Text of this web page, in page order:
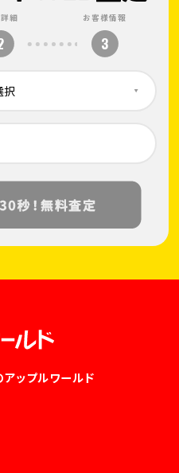
細 お客様情報
3
ップルワールド